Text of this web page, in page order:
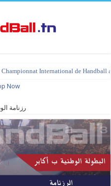
International de Handball
رزنامة